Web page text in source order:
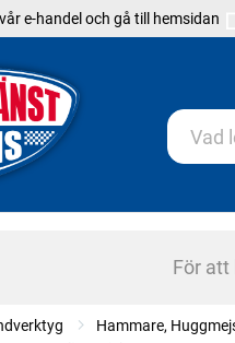
e-handel och gå till hemsidan
För att
Hammare,